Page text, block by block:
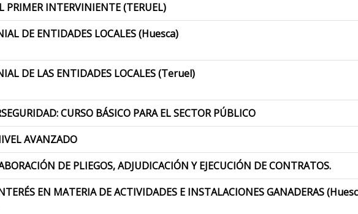
PRIMER INTERVINIENTE (TERUEL)
DE ENTIDADES LOCALES (Huesca)
DE LAS ENTIDADES LOCALES (Teruel)
CURSO BÁSICO PARA EL SECTOR PÚBLICO
AVANZADO
DE PLIEGOS, ADJUDICACIÓN Y EJECUCIÓN DE CONTRATOS.
EN MATERIA DE ACTIVIDADES E INSTALACIONES GANADERAS